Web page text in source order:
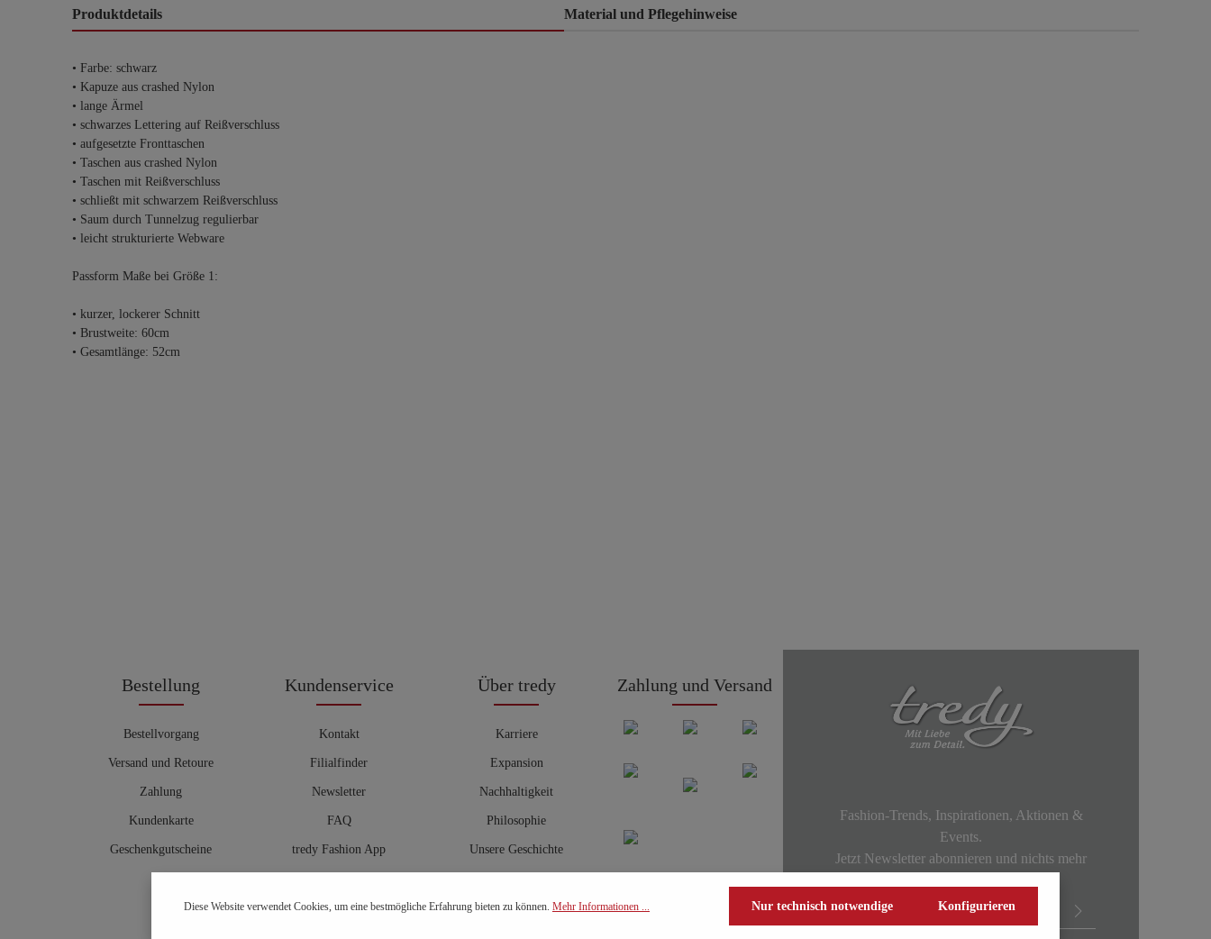
Produktdetails Material und Pflegehinweise
• Farbe: schwarz
• Kapuze aus crashed Nylon
• lange Ärmel
• schwarzes Lettering auf Reißverschluss
• aufgesetzte Fronttaschen
• Taschen aus crashed Nylon
• Taschen mit Reißverschluss
• schließt mit schwarzem Reißverschluss
• Saum durch Tunnelzug regulierbar
• leicht strukturierte Webware
Passform Maße bei Größe 1:
• kurzer, lockerer Schnitt
• Brustweite: 60cm
• Gesamtlänge: 52cm
Bestellung
Bestellvorgang
Versand und Retoure
Zahlung
Kundenkarte
Geschenkgutscheine
Kundenservice
Kontakt
Filialfinder
Newsletter
FAQ
tredy Fashion App
Hosenberater
Über tredy
Karriere
Expansion
Nachhaltigkeit
Philosophie
Unsere Geschichte
Zahlung und Versand
Fashion-Trends, Inspirationen, Aktionen &
Events.
Jetzt Newsletter abonnieren und nichts mehr
Diese Website verwendet Cookies, um eine bestmögliche Erfahrung bieten zu können. Mehr Informationen ... Nur technisch notwendige Konfigurieren